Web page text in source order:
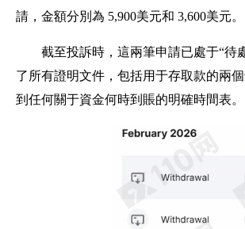
請，金額分別為 5,900美元和 3,600美元。
截至投訴時，這兩筆申請已處于“待
了所有證明文件，包括用于存取款的兩
到任何關于資金何時到賬的明確時間表。